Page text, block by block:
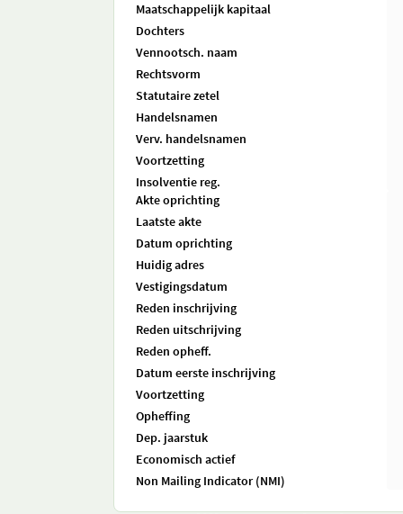
Maatschappelijk kapitaal
Dochters
Vennootsch. naam
Rechtsvorm
Statutaire zetel
Handelsnamen
Verv. handelsnamen
Voortzetting
Insolventie reg.
Akte oprichting
Laatste akte
Datum oprichting
Huidig adres
Vestigingsdatum
Reden inschrijving
Reden uitschrijving
Reden opheff.
Datum eerste inschrijving
Voortzetting
Opheffing
Dep. jaarstuk
Economisch actief
Non Mailing Indicator (NMI)